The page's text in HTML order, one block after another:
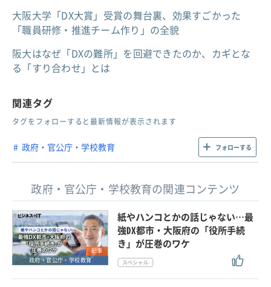
大阪大学「DX大賞」受賞の舞台裏、効果すごかった
「職員研修・推進チーム作り」の全貌
阪大はなぜ「DXの難所」を回避できたのか、カギとな
る「すり合わせ」とは
関連タグ
タグをフォローすると最新情報が表示されます
政府・官公庁・学校教育 フォローする
政府・官公庁・学校教育の関連コンテンツ
記事
政府・官公庁・学校教育
紙やハンコとかの話じゃない…最
強DX都市・大阪府の「役所手続
き」が圧巻のワケ